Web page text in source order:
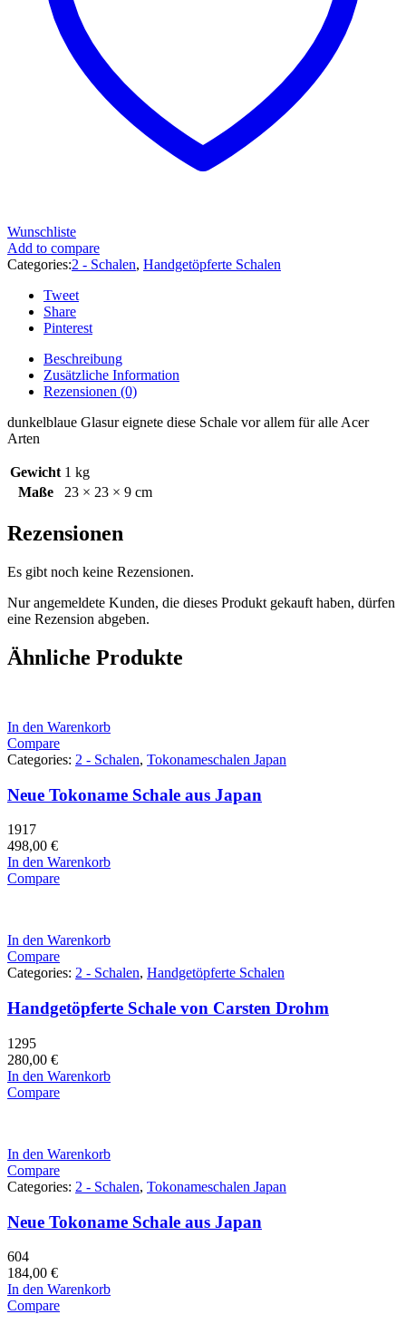
Wunschliste
Add to compare
Categories:2 - Schalen, Handgetöpferte Schalen
Tweet
Share
Pinterest
Beschreibung
Zusätzliche Information
Rezensionen (0)
dunkelblaue Glasur eignete diese Schale vor allem für alle Acer
Arten
Gewicht 1 kg
Maße
23 × 23 × 9 cm
Rezensionen
Es gibt noch keine Rezensionen.
Nur angemeldete Kunden, die dieses Produkt gekauft haben, dürfen
eine Rezension abgeben.
Ähnliche Produkte
In den Warenkorb
Compare
Categories: 2 - Schalen, Tokonameschalen Japan
Neue Tokoname Schale aus Japan
1917
498,00 €
In den Warenkorb
Compare
In den Warenkorb
Compare
Categories: 2 - Schalen, Handgetöpferte Schalen
Handgetöpferte Schale von Carsten Drohm
1295
280,00 €
In den Warenkorb
Compare
In den Warenkorb
Compare
Categories: 2 - Schalen, Tokonameschalen Japan
Neue Tokoname Schale aus Japan
604
184,00 €
In den Warenkorb
Compare